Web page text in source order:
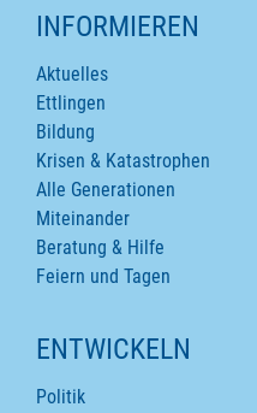
INFORMIEREN
Aktuelles
Ettlingen
Bildung
Krisen & Katastrophen
Alle Generationen
Miteinander
Beratung & Hilfe
Feiern und Tagen
ENTWICKELN
Politik